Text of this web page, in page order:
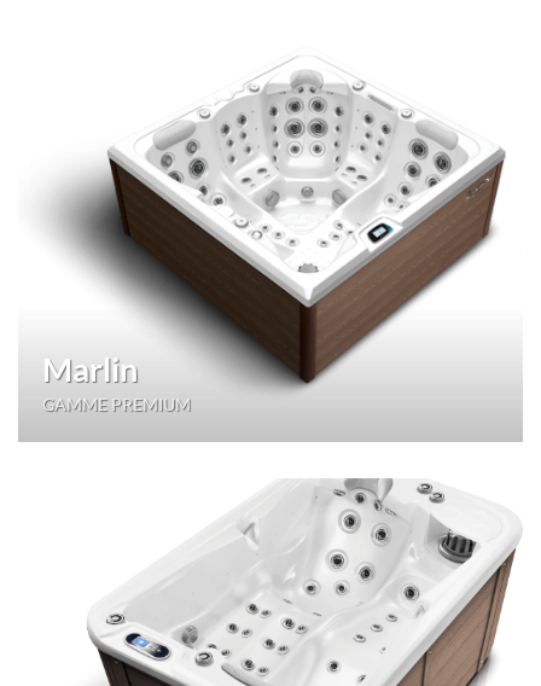
Marlin
GAMME PREMIUM